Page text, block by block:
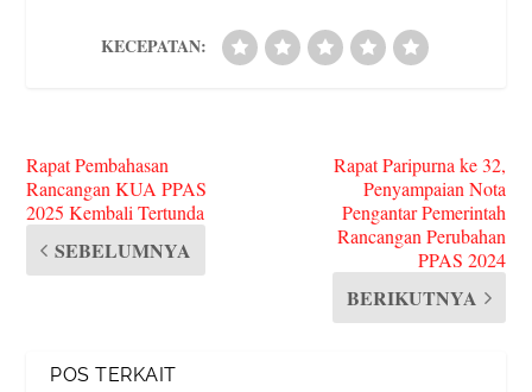
KECEPATAN:
Rapat Pembahasan
Rancangan KUA PPAS
2025 Kembali Tertunda
SEBELUMNYA
Rapat Paripurna ke 32,
Penyampaian Nota
Pengantar Pemerintah
Rancangan Perubahan
PPAS 2024
BERIKUTNYA
POS TERKAIT